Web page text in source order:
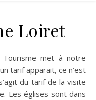
Loiret
tarif apparait, ce n’est
du tarif de la visite
Les églises sont dans